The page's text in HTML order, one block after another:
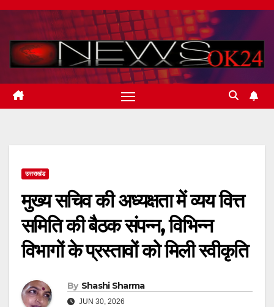
Skip
content
उत्तराखंड
मुख्य सचिव की अध्यक्षता में व्यय वित्त
समिति की बैठक संपन्न, विभिन्न
विभागों के प्रस्तावों को मिली स्वीकृति
By Shashi Sharma
JUN 30, 2026